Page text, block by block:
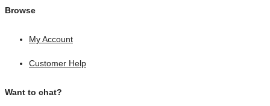
Browse
My Account
Customer Help
Want to chat?